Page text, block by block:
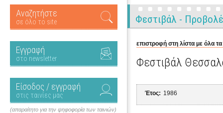
Αναζητήστε
σε όλο το site
Εγγραφή
στο newsletter
Είσοδος / εγγραφή
στις ταινίες μας
(απαραίτητο για την ψηφοφορία των ταινιών)
Φεστιβάλ -
επιστροφή στη λίστα με όλα
Φεστιβάλ
Έτος: 1986